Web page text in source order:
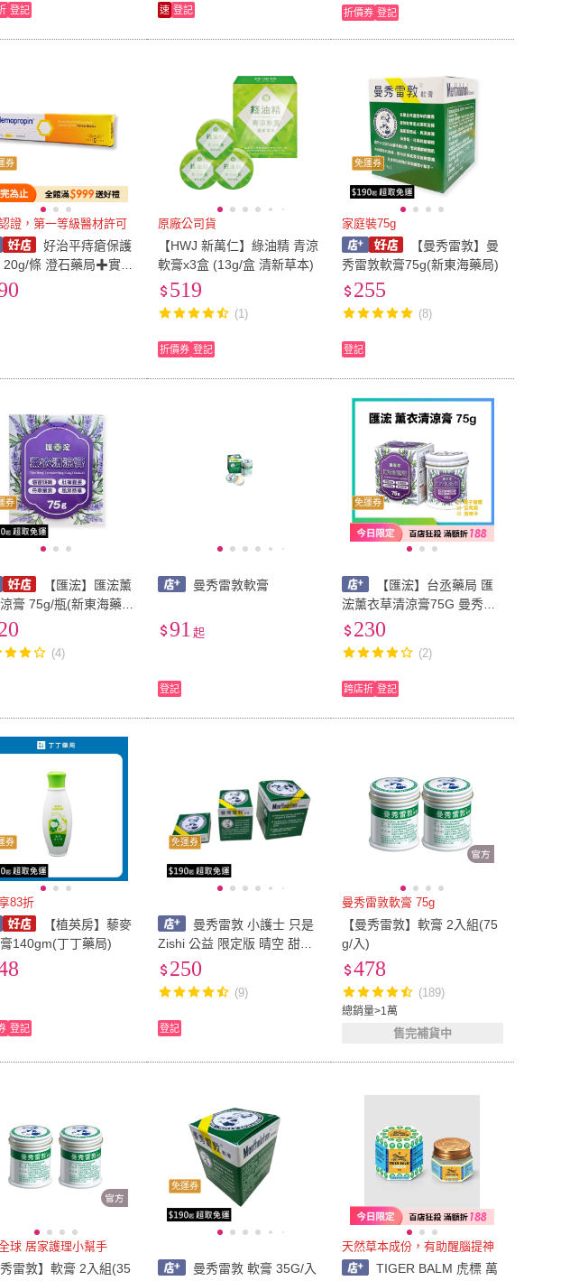
登記 速 登記 折價券 登記
券
證，第一等級醫材許可
好治平痔瘡保護
20g/條 澄石藥局✚實體
原廠公司貨
【HWJ 新萬仁】綠油精 青涼
軟膏x3盒 (13g/盒 清新草本)
519
(1)
折價券 登記
免運券
家庭裝75g
【曼秀雷敦】曼
秀雷敦軟膏75g(新東海藥局)
255
(8)
登記
券
【匯浤】匯浤薰
膏 75g/瓶(新東海藥
(4)
曼秀雷敦軟膏
91 起
登記
免運券
【匯浤】台丞藥局 匯
浤薰衣草清涼膏75G 曼秀雷
敦 小護士 軟膏暈船 風濕痠
230
(2)
跨店折 登記
券
83折
【植英房】藜麥
140gm(丁丁藥局)
登記
免運券
曼秀雷敦 小護士 只是
Zishi 公益 限定版 晴空 甜靚
軟膏 乙類成藥 12g 35g 75g
250
(9)
登記
曼秀雷敦軟膏 75g
【曼秀雷敦】軟膏 2入組(75
g/入)
總銷量>1萬
478
(189)
售完補貨中
球 居家護理小幫手
秀雷敦】軟膏 2入組(35
免運券
曼秀雷敦 軟膏 35G/入
天然草本成份，有助醒腦提神
TIGER BALM 虎標 萬